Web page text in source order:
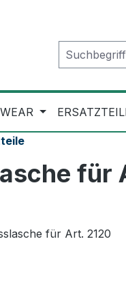
für